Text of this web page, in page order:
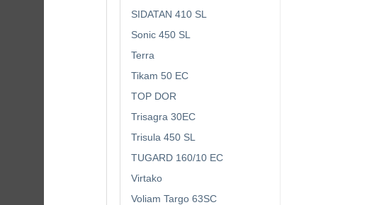
SIDATAN 410 SL
Sonic 450 SL
Terra
Tikam 50 EC
TOP DOR
Trisagra 30EC
Trisula 450 SL
TUGARD 160/10 EC
Virtako
Voliam Targo 63SC